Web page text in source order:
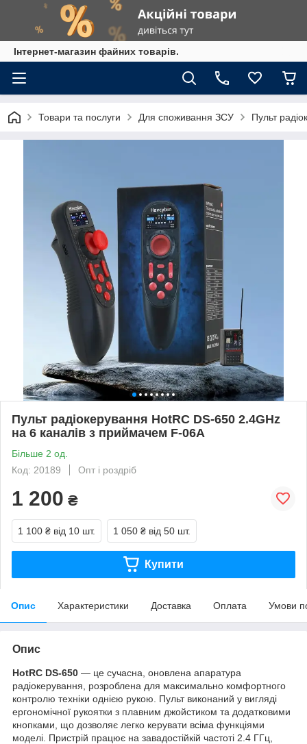
Інтернет-магазин файних товарів.
Товари та послуги Для споживання ЗСУ Пульт
Пульт радіокерування HotRC DS-650 2.4GHz
на 6 каналів з приймачем F-06A
Більше 2 од.
Код: 20189
Опт і роздріб
1 200 ₴
1 100 ₴ від 10 шт. 1 050 ₴ від 50 шт.
Купити
Опис Характеристики Доставка Оплата Умови
Опис
HotRC DS-650 — це сучасна, оновлена апаратура
радіокерування, розроблена для максимально комфортного
контролю техніки однією рукою. Пульт виконаний у вигляді
ергономічної рукоятки з плавним джойстиком та додатковими
кнопками, що дозволяє легко керувати всіма функціями
моделі. Пристрій працює на завадостійкій частоті 2.4 ГГц,